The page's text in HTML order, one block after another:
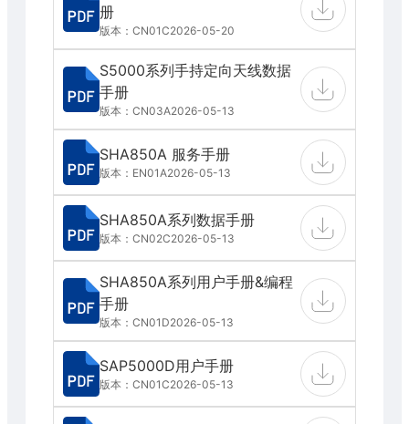
册
版本：CN01C2026-05-20
S5000系列手持定向天线数据
手册
版本：CN03A2026-05-13
SHA850A 服务手册
版本：EN01A2026-05-13
SHA850A系列数据手册
版本：CN02C2026-05-13
SHA850A系列用户手册&编程
手册
版本：CN01D2026-05-13
SAP5000D用户手册
版本：CN01C2026-05-13